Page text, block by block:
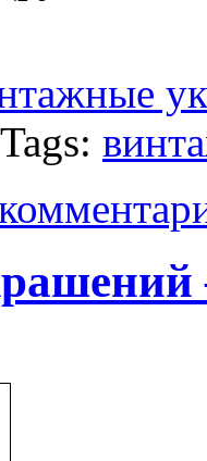
Tags: